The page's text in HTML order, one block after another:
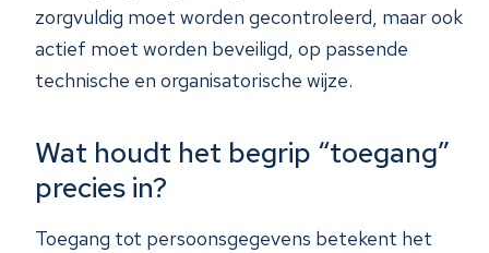
zorgvuldig moet worden gecontroleerd, maar ook
actief moet worden beveiligd, op passende
technische en organisatorische wijze.
Wat houdt het begrip “toegang”
precies in?
Toegang tot persoonsgegevens betekent het